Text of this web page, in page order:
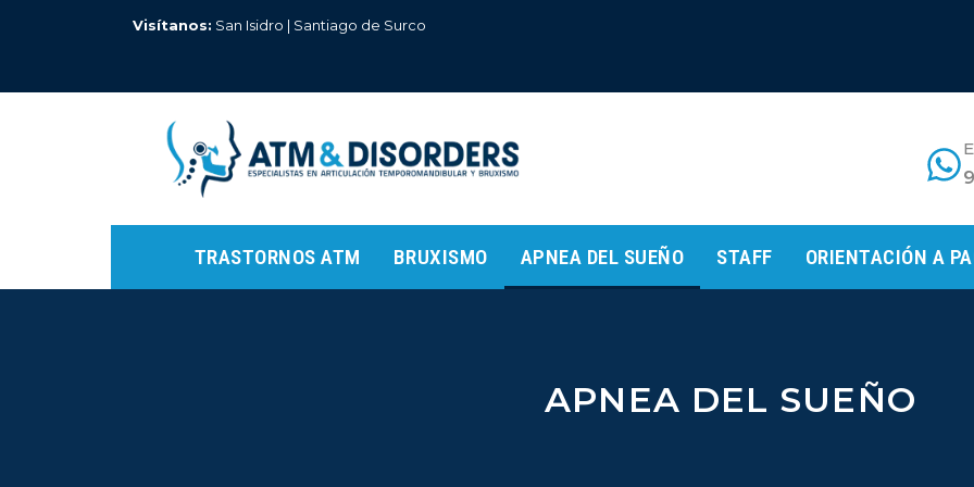
Visítanos: San Isidro | Santiago de Surco
TRASTORNOS ATM BRUXISMO APNEA DEL SUEÑO STAFF ORIENTACIÓN A
APNEA DEL SUEÑO